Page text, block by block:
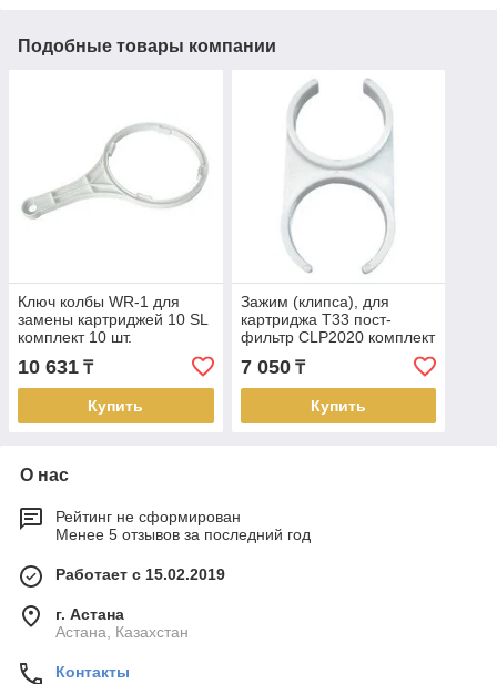
Подобные товары компании
Ключ колбы WR-1 для
замены картриджей 10 SL
комплект 10 шт.
10 631 ₸
Купить
Зажим (клипса), для
картриджа Т33 пост-
фильтр CLP2020 комплект
7 050₸
Купить
О нас
Рейтинг не сформирован
Менее 5 отзывов за последний год
Работает с 15.02.2019
г. Астана
Астана, Казахстан
Контакты